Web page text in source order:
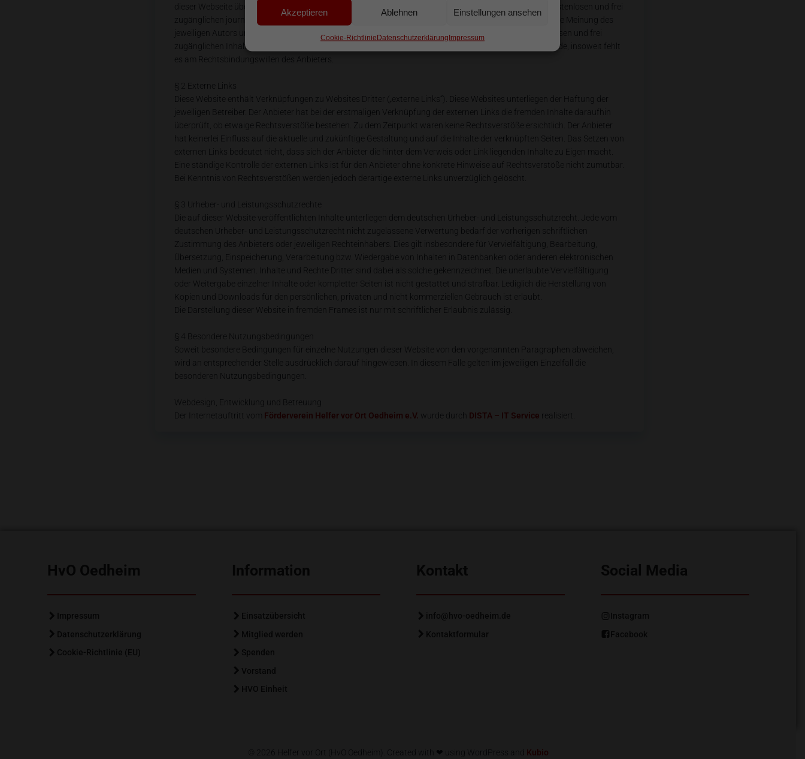
Akzeptieren Ablehnen Einstellungen ansehen
Cookie-RichtlinieDatenschutzerklärungImpressum
dieser Webseite übernimmt jedoch keine Gewähr für die Richtigkeit und Aktualität der bereitgestellten kostenlosen und frei
zugänglichen journalistischen Ratgeber und Nachrichten. Namentlich gekennzeichnete Beiträge geben die Meinung des
jeweiligen Autors und nicht immer die Meinung des Anbieters wieder. Allein durch den Aufruf der kostenlosen und frei
zugänglichen Inhalte kommt keinerlei Vertragsverhältnis zwischen dem Nutzer und dem Anbieter zustande, insoweit fehlt
es am Rechtsbindungswillen des Anbieters.
§ 2 Externe Links
Diese Website enthält Verknüpfungen zu Websites Dritter („externe Links“). Diese Websites unterliegen der Haftung der
jeweiligen Betreiber. Der Anbieter hat bei der erstmaligen Verknüpfung der externen Links die fremden Inhalte daraufhin
überprüft, ob etwaige Rechtsverstöße bestehen. Zu dem Zeitpunkt waren keine Rechtsverstöße ersichtlich. Der Anbieter
hat keinerlei Einfluss auf die aktuelle und zukünftige Gestaltung und auf die Inhalte der verknüpften Seiten. Das Setzen von
externen Links bedeutet nicht, dass sich der Anbieter die hinter dem Verweis oder Link liegenden Inhalte zu Eigen macht.
Eine ständige Kontrolle der externen Links ist für den Anbieter ohne konkrete Hinweise auf Rechtsverstöße nicht zumutbar.
Bei Kenntnis von Rechtsverstößen werden jedoch derartige externe Links unverzüglich gelöscht.
§ 3 Urheber- und Leistungsschutzrechte
Die auf dieser Website veröffentlichten Inhalte unterliegen dem deutschen Urheber- und Leistungsschutzrecht. Jede vom
deutschen Urheber- und Leistungsschutzrecht nicht zugelassene Verwertung bedarf der vorherigen schriftlichen
Zustimmung des Anbieters oder jeweiligen Rechteinhabers. Dies gilt insbesondere für Vervielfältigung, Bearbeitung,
Übersetzung, Einspeicherung, Verarbeitung bzw. Wiedergabe von Inhalten in Datenbanken oder anderen elektronischen
Medien und Systemen. Inhalte und Rechte Dritter sind dabei als solche gekennzeichnet. Die unerlaubte Vervielfältigung
oder Weitergabe einzelner Inhalte oder kompletter Seiten ist nicht gestattet und strafbar. Lediglich die Herstellung von
Kopien und Downloads für den persönlichen, privaten und nicht kommerziellen Gebrauch ist erlaubt.
Die Darstellung dieser Website in fremden Frames ist nur mit schriftlicher Erlaubnis zulässig.
§ 4 Besondere Nutzungsbedingungen
Soweit besondere Bedingungen für einzelne Nutzungen dieser Website von den vorgenannten Paragraphen abweichen,
wird an entsprechender Stelle ausdrücklich darauf hingewiesen. In diesem Falle gelten im jeweiligen Einzelfall die
besonderen Nutzungsbedingungen.
Webdesign, Entwicklung und Betreuung
Der Internetauftritt vom Förderverein Helfer vor Ort Oedheim e.V. wurde durch DISTA – IT Service realisiert.
HvO Oedheim
Impressum
Datenschutzerklärung
Cookie-Richtlinie (EU)
Information
Einsatzübersicht
Mitglied werden
Spenden
Vorstand
HVO Einheit
Kontakt
info@hvo-oedheim.de
Kontaktformular
Social Media
Instagram
Facebook
© 2026 Helfer vor Ort (HvO Oedheim). Created with ❤ using WordPress and Kubio